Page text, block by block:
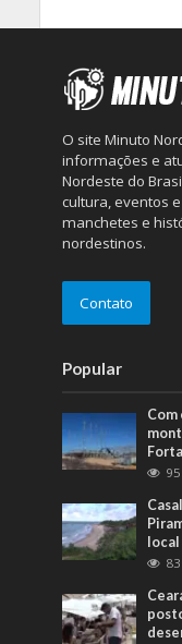
O site Minuto
informações e
Nordeste do
cultura, eventos
manchetes e
nordestinos.
Contato
Popular
Com